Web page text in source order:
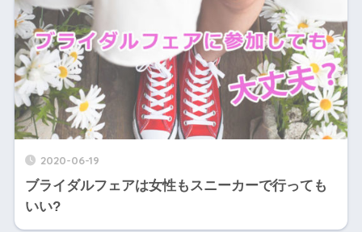
2020-06-19
ブライダルフェアは女性もスニーカーで行っても
いい?